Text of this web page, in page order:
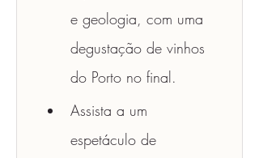
e geologia, com uma
degustação de vinhos
do Porto no final.
Assista a um
espetáculo de